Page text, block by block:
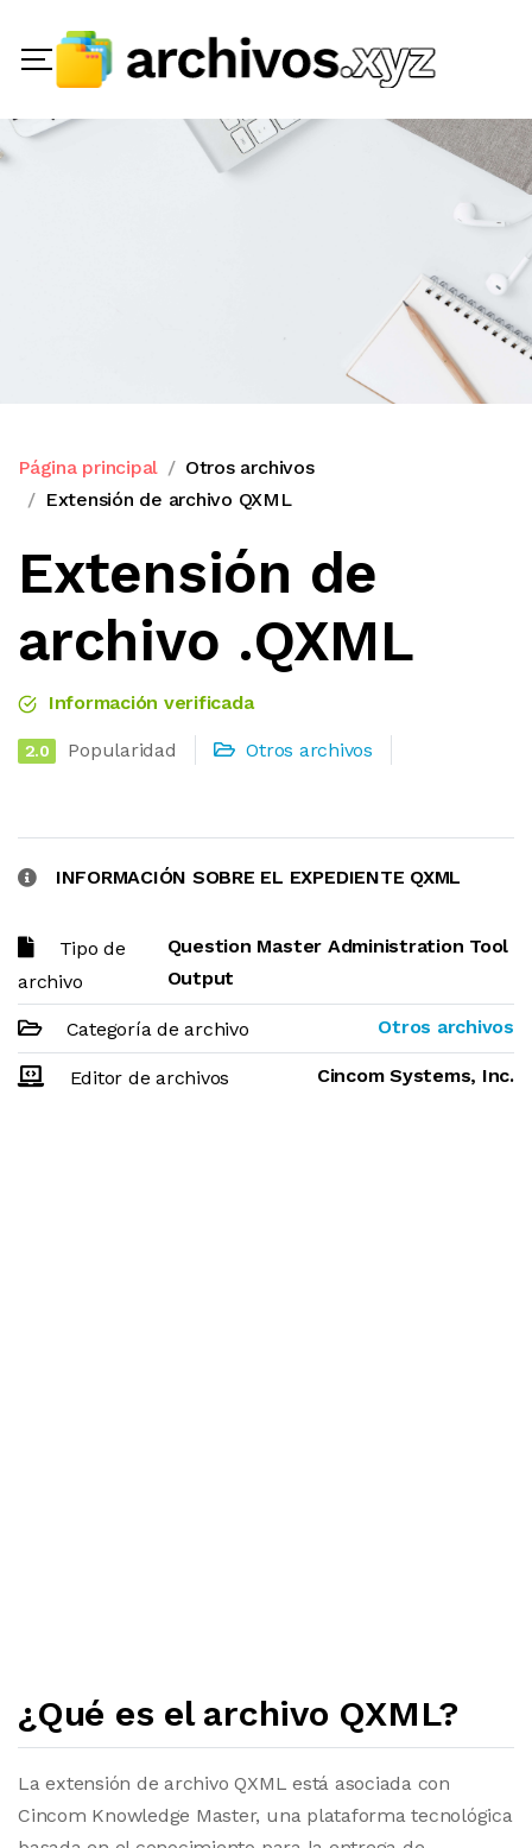
Página principal
Otros archivos
Extensión de archivo QXML
Extensión de
archivo .QXML
Información verificada
2.0 Popularidad Otros archivos
INFORMACIÓN SOBRE EL EXPEDIENTE QXML
Tipo de
archivo
Question Master Administration Tool
Output
Categoría de archivo Otros archivos
Editor de archivos Cincom Systems, Inc.
¿Qué es el archivo QXML?
La extensión de archivo QXML está asociada con
Cincom Knowledge Master, una plataforma tecnológica